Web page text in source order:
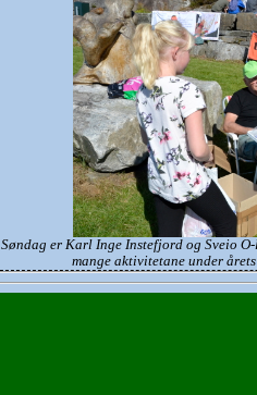
Søndag er Karl Inge Instefjord og Sveio
mange aktivitetane under